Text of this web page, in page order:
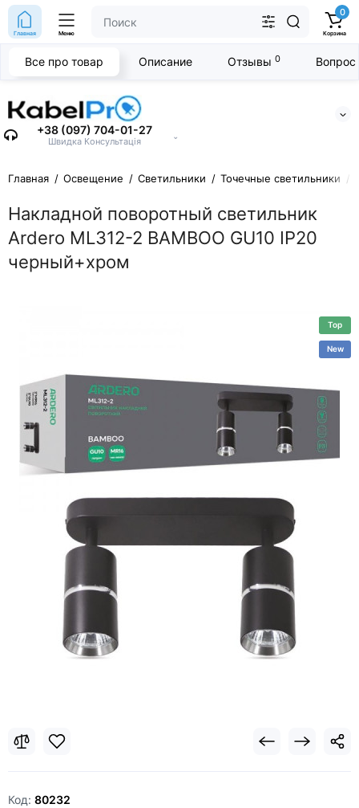
+38 (097) 704-01-27
Швидка Консультація
⌄
Главная Меню
0
Корзина
Главная Освещение Светильники Точечные светильники
Накладной поворотный светильник
Ardero ML312-2 BAMBOO GU10 IP20
черный+хром
Все про товар Описание Отзывы 0
Top
New
Код: 80232